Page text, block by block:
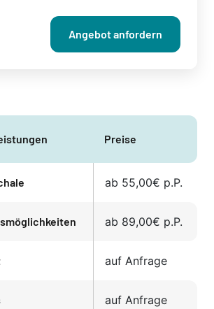
Angebot anfordern
Preise
ab 55,00€ p.P.
ab 89,00€ p.P.
auf Anfrage
auf Anfrage